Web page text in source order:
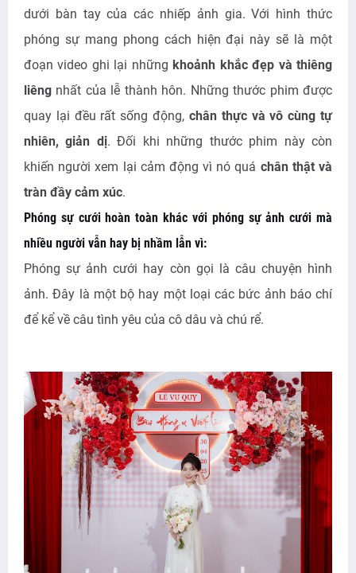
dưới bàn tay của các nhiếp ảnh gia. Với hình thức
phóng sự mang phong cách hiện đại này sẽ là một
đoạn video ghi lại những khoảnh khắc đẹp và thiêng
liêng nhất của lễ thành hôn. Những thước phim được
quay lại đều rất sống động, chân thực và vô cùng tự
nhiên, giản dị. Đối khi những thước phim này còn
khiến người xem lại cảm động vì nó quá chân thật và
tràn đầy cảm xúc.
Phóng sự cưới hoàn toàn khác với phóng sự ảnh cưới mà
nhiều người vẫn hay bị nhầm lẫn vì:
Phóng sự ảnh cưới hay còn gọi là câu chuyện hình
ảnh. Đây là một bộ hay một loại các bức ảnh báo chí
để kể về câu tình yêu của cô dâu và chú rể.